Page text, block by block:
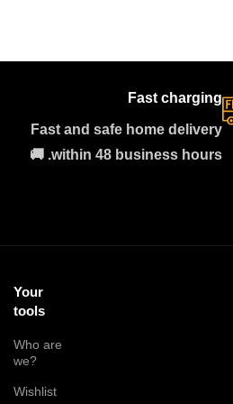
Fast charging
Fast and safe home delivery
within 48 business hours. 🚚
Your
tools
Who are
we?
Wishlist